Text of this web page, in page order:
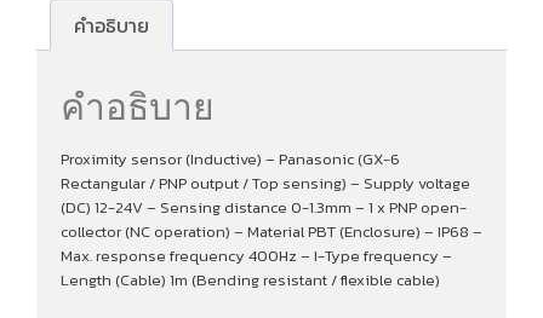
คำอธิบาย
คำอธิบาย
Proximity sensor (Inductive) – Panasonic (GX-6
Rectangular / PNP output / Top sensing) – Supply voltage
(DC) 12-24V – Sensing distance 0-1.3mm – 1 x PNP open-
collector (NC operation) – Material PBT (Enclosure) – IP68 –
Max. response frequency 400Hz – I-Type frequency –
Length (Cable) 1m (Bending resistant / flexible cable)